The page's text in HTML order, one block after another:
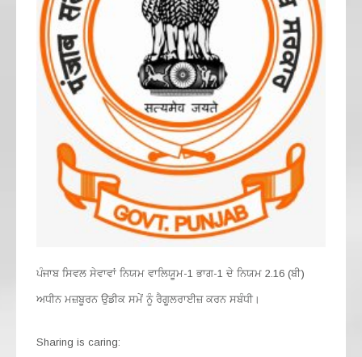
ਪੰਜਾਬ ਸਿਵਲ ਸੇਵਾਵਾਂ ਨਿਯਮ ਵਾਲਿਯੂਮ-1 ਭਾਗ-1 ਦੇ ਨਿਯਮ 2.16 (ਬੀ)
ਅਧੀਨ ਮਜ਼ਬੂਰਨ ਉਡੀਕ ਸਮੇਂ ਨੂੰ ਰੈਗੂਲਰਾਈਜ਼ ਕਰਨ ਸਬੰਧੀ।
Sharing is caring: